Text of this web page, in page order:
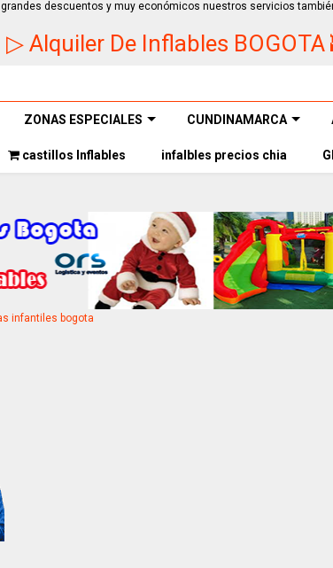
descuentos y muy económicos nuestros servicios
▷ Alquiler De Inflables BOGOTA
ZONAS ESPECIALES CUNDINAMARCA
castillos Inflables infalbles precios chia
infantiles bogota